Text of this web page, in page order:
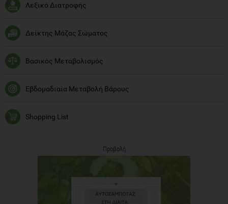
Λεξικό Διατροφής
Δείκτης Μάζας Σώματος
Βασικός Μεταβολισμός
Εβδομαδιαία Μεταβολή Βάρους
Shopping List
Προβολή